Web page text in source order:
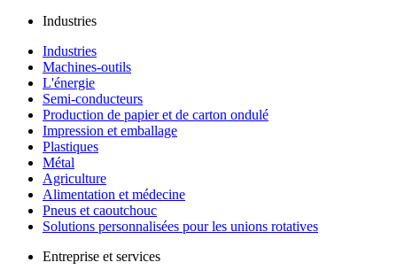
Industries
Industries
Machines-outils
L'énergie
Semi-conducteurs
Production de papier et de carton ondulé
Impression et emballage
Plastiques
Métal
Agriculture
Alimentation et médecine
Pneus et caoutchouc
Solutions personnalisées pour les unions rotatives
Entreprise et services